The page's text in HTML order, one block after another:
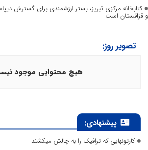
کتابخانه مرکزی تبریز، بستر ارزشمندی برای گسترش
و قزاقستان است
تصویر روز:
هیچ محتوایی موجود
پیشنهادی:
کارتونهایی که ترافیک را به چالش میکشند